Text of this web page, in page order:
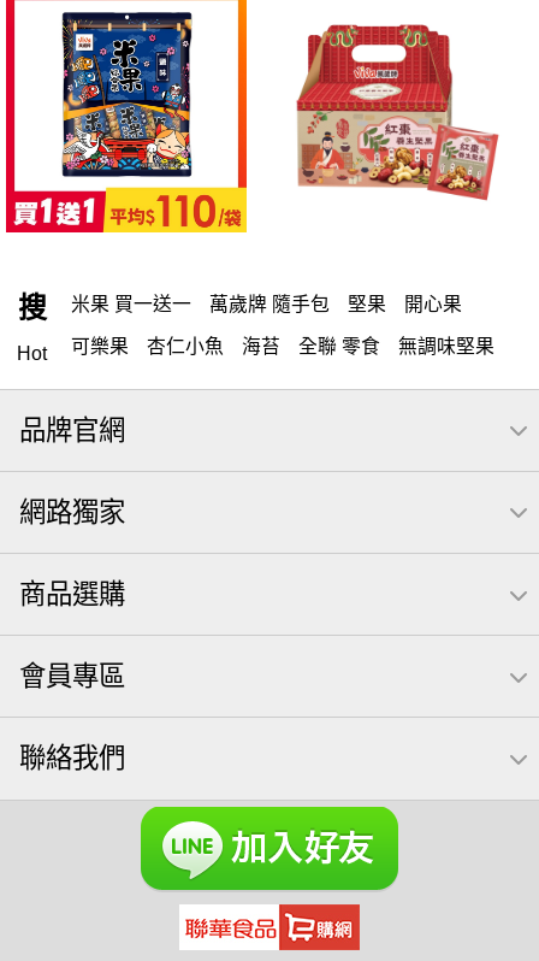
搜
Hot
米果 買一送一 萬歲牌 隨手包 堅果 開心果
可樂果 杏仁小魚 海苔 全聯 零食 無調味堅果
無調味 全聯 禮盒 堅穀力 綜合纖果 全聯 素食
萬歲開心果
洋芋片 元本山 萬歲牌 全聯 拜拜 薯條 飲
甘栗
南瓜子 每日 icash 起司 荷卡
卡廸那 95℃鮮脆三色丁
【萬歲牌】每日堅果系列 萬歲牌 南瓜籽 芋頭
小魚干
VA 萬歲牌 總匯點心包(42gx20包)
減糖日記 素食 全聯 南瓜子 黑豆
開心果 萬歲牌 無調味綜合果 魚
萬歲牌 蔓越莓 蜜汁腰果 全聯 海苔
Diy飯糰 萬歲牌小魚
品牌官網
網路獨家
商品選購
會員專區
聯絡我們